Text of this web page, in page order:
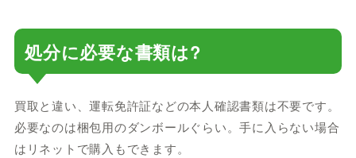
処分に必要な書類は?
買取と違い、運転免許証などの本人確認書類は不要です。
必要なのは梱包用のダンボールぐらい。手に入らない場合
はリネットで購入もできます。